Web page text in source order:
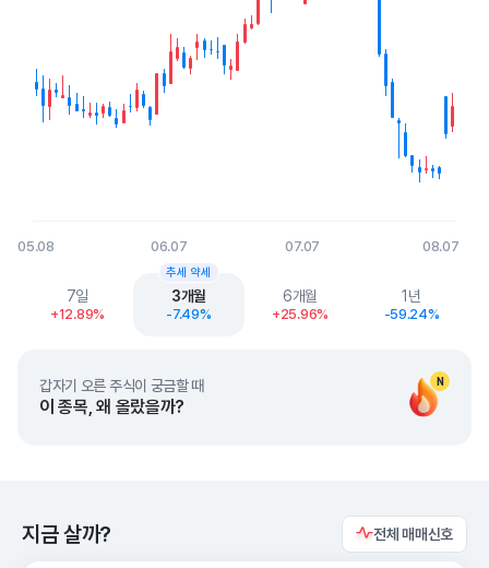
05.08 06.07 07.07 08.07
End of interactive chart.
7일
+12.89%
3개월
-7.49%
추세 약세
6개월
+25.96%
1년
-59.24%
N
갑자기 오른 주식이 궁금할 때
이 종목, 왜 올랐을까?
지금 살까? 전체 매매신호